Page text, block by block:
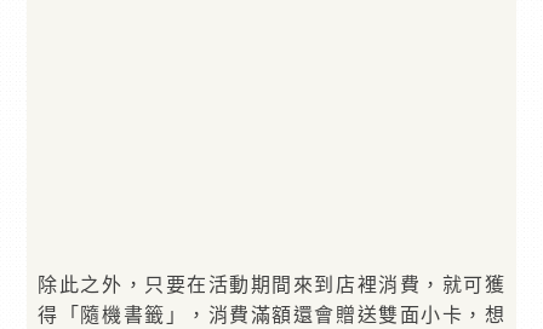
除此之外，只要在活動期間來到店裡消費，就可獲
得「隨機書籤」，消費滿額還會贈送雙面小卡，想